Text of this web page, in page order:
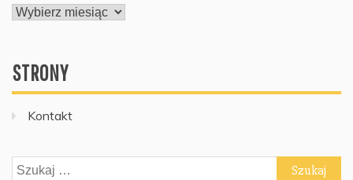
ARCHIWUM
STRONY
Kontakt
Szukaj: